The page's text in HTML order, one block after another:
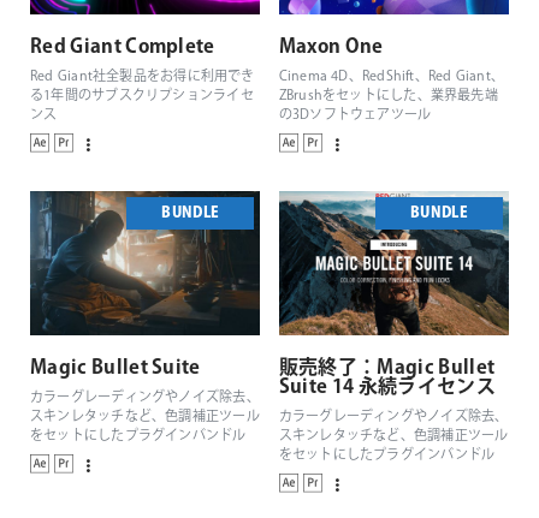
Red Giant Complete
Red Giant社全製品をお得に利用でき
る1年間のサブスクリプションライセ
ンス
Maxon One
Cinema 4D、RedShift、Red Giant、
ZBrushをセットにした、業界最先端
の3Dソフトウェアツール
BUNDLE
Magic Bullet Suite
カラーグレーディングやノイズ除去、
スキンレタッチなど、色調補正ツール
をセットにしたプラグインバンドル
BUNDLE
販売終了：Magic Bullet
Suite 14 永続ライセンス
カラーグレーディングやノイズ除去、
スキンレタッチなど、色調補正ツール
をセットにしたプラグインバンドル